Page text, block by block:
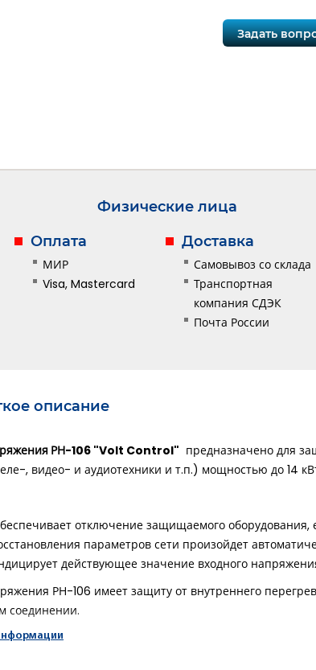
Задать
Физические лица
Оплата
МИР
Visa, Mastercard
Доставка
Самовывоз со склада
Транспортная
компания СДЭК
Почта России
описание
РН-106 "Volt Control" предназначено для
, видео- и аудиотехники и т.п.) мощностью до 14
отключение защищаемого
параметров сети произойдет
действующее значение входного
РН-106 имеет защиту от внутреннего
соединении.